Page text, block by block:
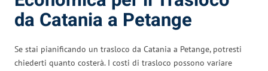
da Catania a Petange
Se stai pianificando un trasloco da Catania a Petange, potresti
chiederti quanto costerà. I costi di trasloco possono variare